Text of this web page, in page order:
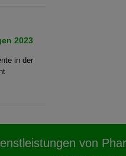
2023
in der
von